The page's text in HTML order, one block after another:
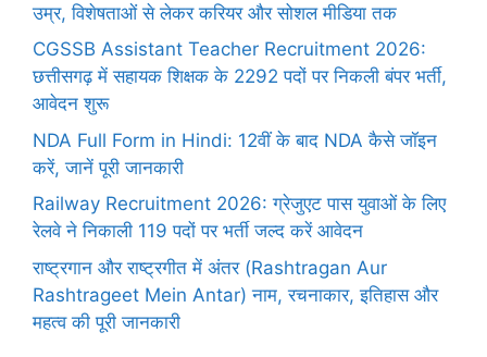
उम्र, विशेषताओं से लेकर करियर और सोशल मीडिया तक
CGSSB Assistant Teacher Recruitment 2026:
छत्तीसगढ़ में सहायक शिक्षक के 2292 पदों पर निकली बंपर भर्ती,
आवेदन शुरू
NDA Full Form in Hindi: 12वीं के बाद NDA कैसे जॉइन
करें, जानें पूरी जानकारी
Railway Recruitment 2026: ग्रेजुएट पास युवाओं के लिए
रेलवे ने निकाली 119 पदों पर भर्ती जल्द करें आवेदन
राष्ट्रगान और राष्ट्रगीत में अंतर (Rashtragan Aur
Rashtrageet Mein Antar) नाम, रचनाकार, इतिहास और
महत्व की पूरी जानकारी